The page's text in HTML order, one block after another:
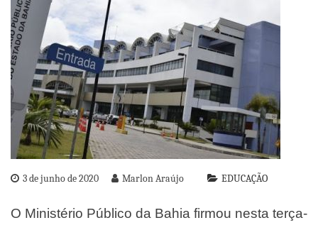
3 de junho de 2020 Marlon Araújo EDUCAÇÃO
O Ministério Público da Bahia firmou nesta terça-